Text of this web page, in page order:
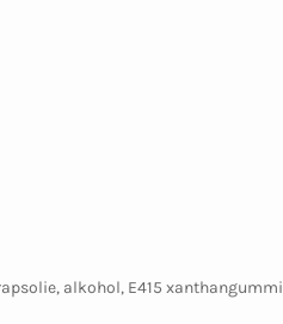
alkohol, E415